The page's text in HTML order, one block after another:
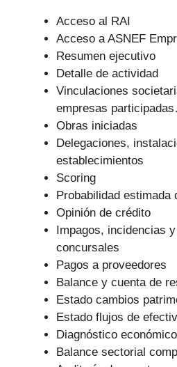
Acceso al RAI
Acceso a ASNEF
Resumen ejecutivo
Detalle de actividad
Vinculaciones
empresas
Obras iniciadas
Delegaciones,
establecimientos
Scoring
Probabilidad estimada
Opinión de crédito
Impagos, incidencias
concursales
Pagos a proveedores
Balance y cuenta de
Estado cambios
Estado flujos de
Diagnóstico
Balance sectorial